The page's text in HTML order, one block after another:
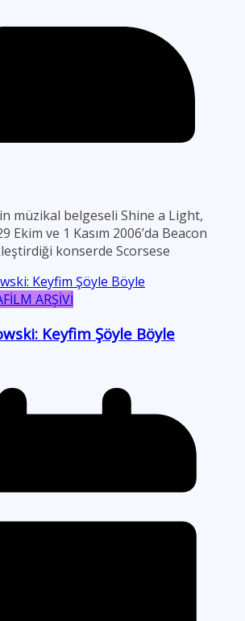
müzikal belgeseli Shine a Light,
Ekim ve 1 Kasım 2006’da Beacon
konserde Scorsese
FİLM ARŞİVİ
Keyfim Şöyle Böyle